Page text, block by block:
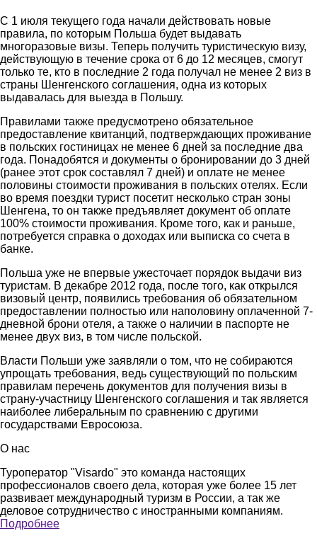
С 1 июля текущего года начали действовать новые
правила, по которым Польша будет выдавать
многоразовые визы. Теперь получить туристическую визу,
действующую в течение срока от 6 до 12 месяцев, смогут
только те, кто в последние 2 года получал не менее 2 виз в
страны Шенгенского соглашения, одна из которых
выдавалась для выезда в Польшу.
Правилами также предусмотрено обязательное
предоставление квитанций, подтверждающих проживание
в польских гостиницах не менее 6 дней за последние два
года. Понадобятся и документы о бронировании до 3 дней
(ранее этот срок составлял 7 дней) и оплате не менее
половины стоимости проживания в польских отелях. Если
во время поездки турист посетит несколько стран зоны
Шенгена, то он также предъявляет документ об оплате
100% стоимости проживания. Кроме того, как и раньше,
потребуется справка о доходах или выписка со счета в
банке.
Польша уже не впервые ужесточает порядок выдачи виз
туристам. В декабре 2012 года, после того, как открылся
визовый центр, появились требования об обязательном
предоставлении полностью или наполовину оплаченной 7-
дневной брони отеля, а также о наличии в паспорте не
менее двух виз, в том числе польской.
Власти Польши уже заявляли о том, что не собираются
упрощать требования, ведь существующий по польским
правилам перечень документов для получения визы в
страну-участницу Шенгенского соглашения и так является
наиболее либеральным по сравнению с другими
государствами Евросоюза.
О нас
Туроператор "Visardo" это команда настоящих
профессионалов своего дела, которая уже более 15 лет
развивает международный туризм в России, а так же
деловое сотрудничество с иностранными компаниям.
Подробнее